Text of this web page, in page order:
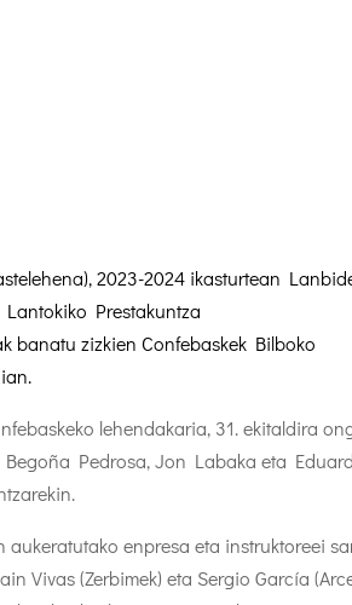
2023-2024 ikasturtean
Prestakuntza
banatu zizkien Confebaskek Bilboko
lehendakaria, 31. ekitaldira
Pedrosa, Jon Labaka eta
aukeratutako enpresa eta instruktoreei
Vivas (Zerbimek) eta Sergio García